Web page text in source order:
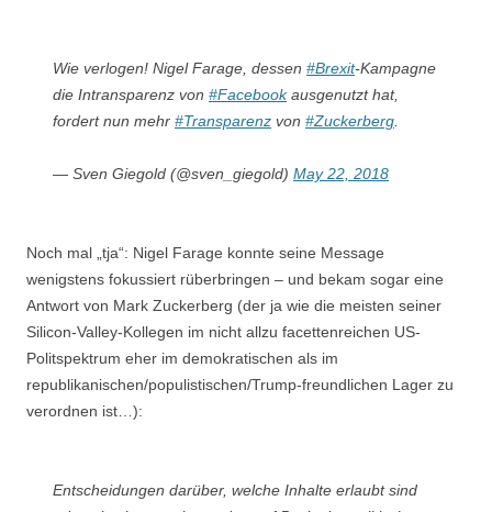
Wie verlogen! Nigel Farage, dessen #Brexit-Kampagne
die Intransparenz von #Facebookausgenutzt hat,
fordert nun mehr #Transparenz von #Zuckerberg
— Sven Giegold (@sven_giegold) May 22, 2018
Noch mal „tja“: Nigel Farage konnte seine Message
wenigstens fokussiert rüberbringen – und bekam sogar eine
Antwort von Mark Zuckerberg (der ja wie die meisten seiner
Silicon-Valley-Kollegen im nicht allzu facettenreichen US-
Politspektrum eher im demokratischen als im
republikanischen/populistischen/Trump-freundlichen Lager zu
verordnen ist…):
Entscheidungen darüber, welche Inhalte erlaubt sind